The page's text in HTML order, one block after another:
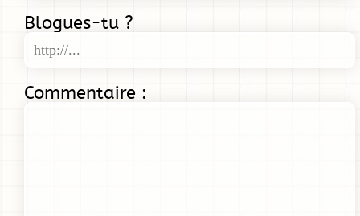
Blogues-tu ?
Commentaire :